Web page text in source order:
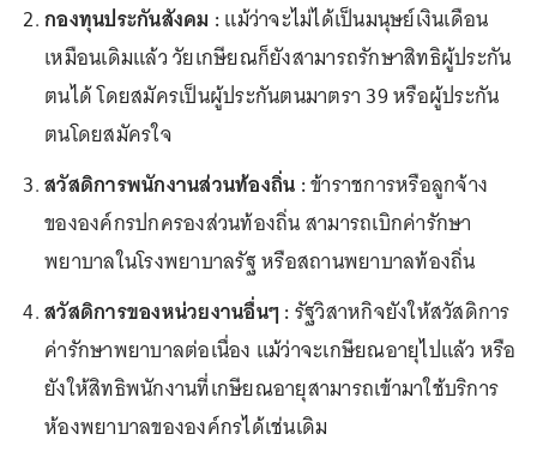
กองทุนประกันสังคม :แม้ว่าจะไม่ได้เป็นมนุษย์เงินเดือน
เหมือนเดิมแล้ว วัยเกษียณก็ยังสามารถรักษาสิทธิผู้ประกัน
ตนได้ โดยสมัครเป็นผู้ประกันตนมาตรา 39 หรือผู้ประกัน
ตนโดยสมัครใจ
สวัสดิการพนักงานส่วนท้องถิ่น :ข้าราชการหรือลูกจ้าง
ขององค์กรปกครองส่วนท้องถิ่น สามารถเบิกค่ารักษา
พยาบาลในโรงพยาบาลรัฐ หรือสถานพยาบาลท้องถิ่น
สวัสดิการของหน่วยงานอื่นๆ :รัฐวิสาหกิจยังให้สวัสดิการ
ค่ารักษาพยาบาลต่อเนื่อง แม้ว่าจะเกษียณอายุไปแล้ว หรือ
ยังให้สิทธิพนักงานที่เกษียณอายุสามารถเข้ามาใช้บริการ
ห้องพยาบาลขององค์กรได้เช่นเดิม